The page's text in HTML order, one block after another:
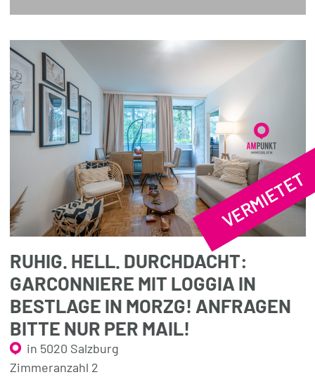
VERMIETET
RUHIG. HELL. DURCHDACHT:
GARCONNIERE MIT LOGGIA IN
BESTLAGE IN MORZG! ANFRAGEN
BITTE NUR PER MAIL!
in 5020 Salzburg
Zimmeranzahl 2